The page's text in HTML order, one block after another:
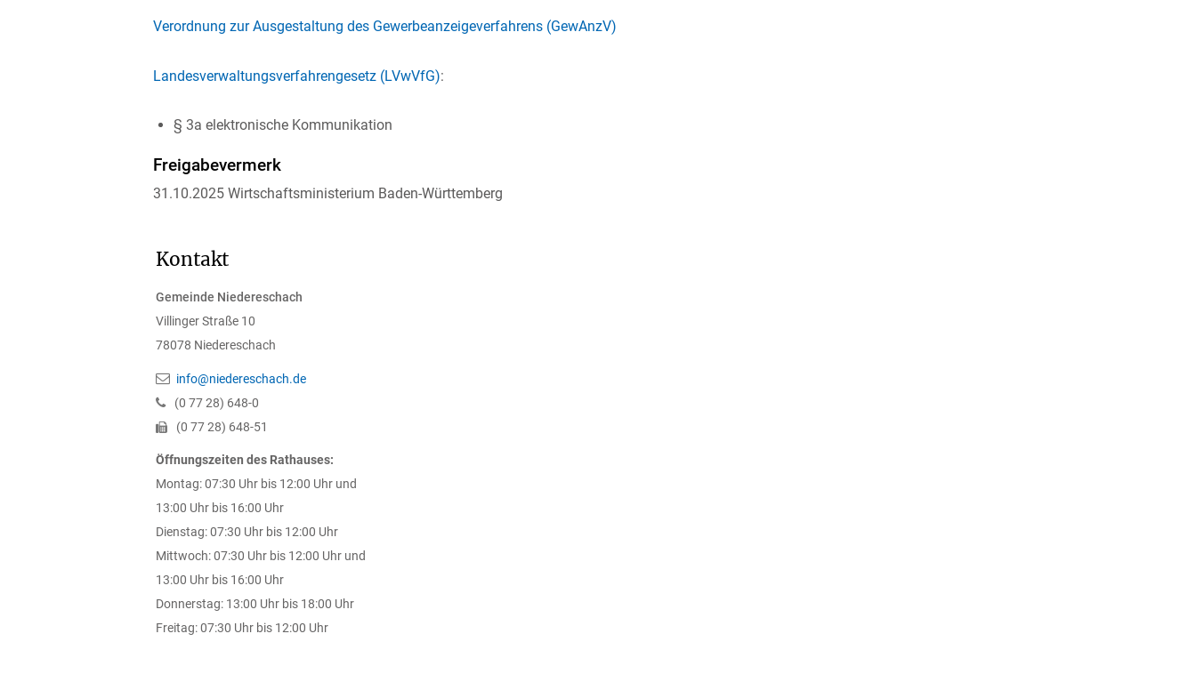
Verordnung zur Ausgestaltung des Gewerbeanzeigeverfahrens (GewAnzV)
Landesverwaltungsverfahrengesetz (LVwVfG):
§ 3a elektronische Kommunikation
Freigabevermerk
31.10.2025 Wirtschaftsministerium Baden-Württemberg
Kontakt
Gemeinde Niedereschach
Villinger Straße 10
78078 Niedereschach
info@niedereschach.de
(0 7728) 648-0
(0 7728) 648-51
Öffnungszeiten des Rathauses:
Montag: 07:30 Uhr bis 12:00 Uhr und
13:00 Uhr bis 16:00 Uhr
Dienstag: 07:30 Uhr bis 12:00 Uhr
Mittwoch: 07:30 Uhr bis 12:00 Uhr und
13:00 Uhr bis 16:00 Uhr
Donnerstag: 13:00 Uhr bis 18:00 Uhr
Freitag: 07:30 Uhr bis 12:00 Uhr